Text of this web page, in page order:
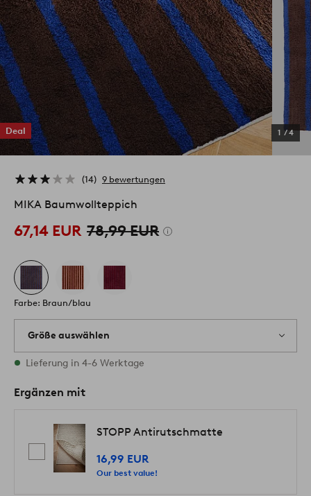
Deal 1 /4
14 9 bewertungen
MIKA Baumwollteppich
67,14 EUR 78,99 EUR
Farbe: Braun/blau
Größe auswählen
Alle Größen vorrätig
Lieferung in 4-6 Werktage
Ergänzen mit
STOPP Antirutschmatte
16,99 EUR
Our best value!